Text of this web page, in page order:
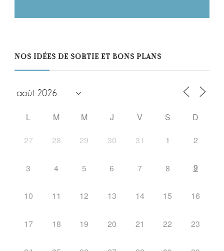
NOS IDÉES DE SORTIE ET BONS PLANS
L M M J V S
D
27
28 29 30 31 1 2
3 4 5 6 7 8 9
10 11 12 13 14 15 16
17 18 19 20 21 22 23